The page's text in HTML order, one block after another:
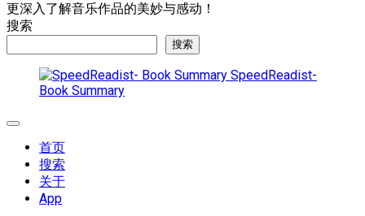
更深入了解音乐作品的美妙与感动！
搜索
搜索
SpeedReadist-
Book Summary
展
首页
搜索
关于
App